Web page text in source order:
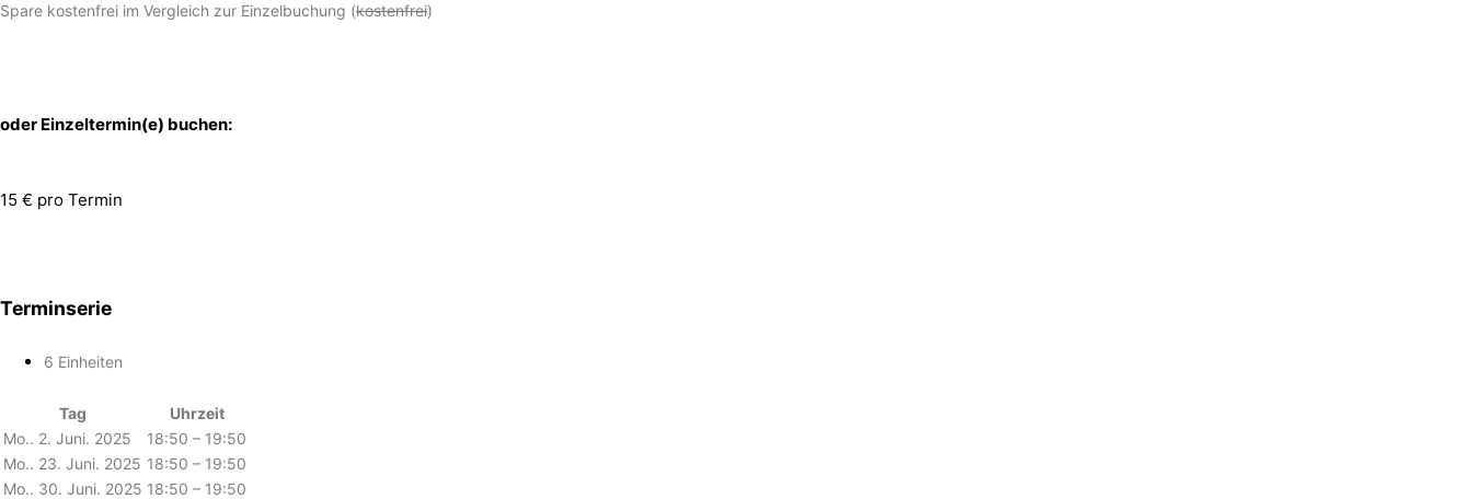
Spare kostenfrei im Vergleich zur Einzelbuchung (kostenfrei)
oder Einzeltermin(e) buchen:
15 € pro Termin
Terminserie
6 Einheiten
Tag
Uhrzeit
Mo.. 2. Juni. 2025
18:50 – 19:50
Mo.. 23. Juni. 2025 18:50 – 19:50
Mo.. 30. Juni. 2025 18:50 – 19:50